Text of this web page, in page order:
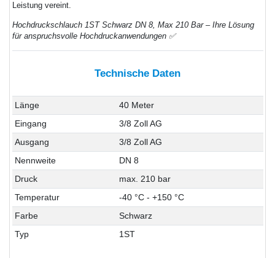
Leistung vereint.
Hochdruckschlauch 1ST Schwarz DN 8, Max 210 Bar – Ihre Lösung
für anspruchsvolle Hochdruckanwendungen ✅
Technische Daten
Länge
40 Meter
Eingang
3/8 Zoll AG
Ausgang
3/8 Zoll AG
Nennweite
DN 8
Druck
max. 210 bar
Temperatur
-40 °C - +150 °C
Farbe
Schwarz
Typ
1ST